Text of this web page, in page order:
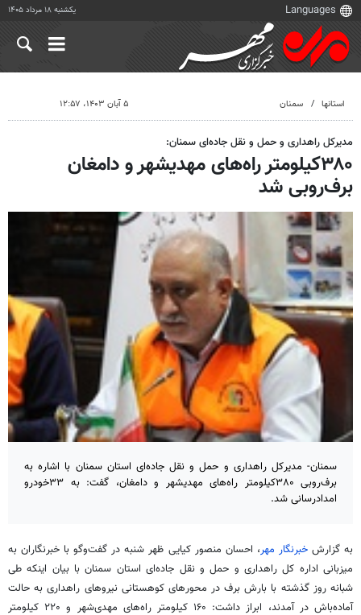
یکشنبه ۱۸ مرداد ۱۴۰۵
استانها سمنان ۵ آبان ۱۴۰۳، ۱۲:۵۷
مدیرکل راهداری و حمل و نقل جاده‌ای سمنان:
۳۸۰کیلومتر راه‌های مهدیشهر و دامغان
برف‌روبی شد
سمنان- مدیرکل راهداری و حمل و نقل جاده‌ای استان سمنان با اشاره به
برف‌روبی ۳۸۰کیلومتر راه‌های مهدیشهر و دامغان، گفت: به ۳۳خودرو
امدادرسانی شد.
به گزارش خبرنگار مهر، احسان منصور کیایی ظهر شنبه در گفت‌وگو با خبرنگاران به
میزبانی اداره کل راهداری و حمل و نقل جاده‌ای استان سمنان با بیان اینکه طی
شبانه روز گذشته با بارش برف در محورهای کوهستانی نیروهای راهداری به حالت
آماده‌باش در آمدند، ابراز داشت: ۱۶۰ کیلومتر راه‌های مهدی‌شهر و ۲۲۰ کیلومتر